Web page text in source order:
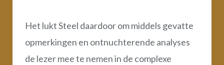
Het lukt Steel daardoor om middels gevatte
opmerkingen en ontnuchterende analyses
de lezer mee te nemen in de complexe